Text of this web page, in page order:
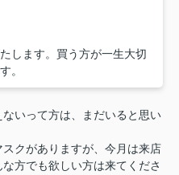
します。買う方が一生大切
。
いって方は、まだいると思い
クがありますが、今月は来店
方でも欲しい方は来てくださ